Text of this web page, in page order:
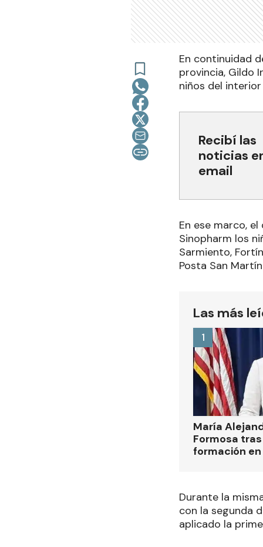
En continuidad
provincia, Gildo
niños del
Recibí las
noticias
email
En ese marco,
Sinopharm los
Sarmiento,
Posta San
Las más
María
Formosa
formación
1
Durante la
con la segunda
aplicado la